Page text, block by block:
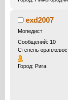
exd2007
Мопедист
Сообщений: 10
Степень
Город: Рига